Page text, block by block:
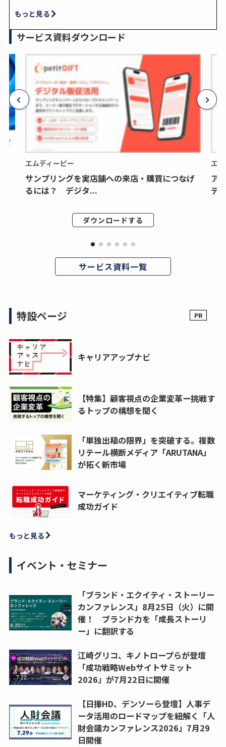
もっと見る
サービス資料ダウンロード
エムディーピー
サンプリングを実店舗への来店・購買につなげ
るには？ デジタ...
ダウンロードする
エ
ア
デ
サービス資料一覧
特設ページ
キャリアアップナビ
【特集】顧客視点の企業変革ー挑戦す
るトップの構想を聞く
「単独出稿の限界」を突破する。複数
リテール横断メディア「ARUTANA」
が拓く新市場
マーケティング・クリエイティブ転職
成功ガイド
もっと見る
イベント・セミナー
「ブランド・エクイティ・ストーリー
カンファレンス」8月25日（火）に開
催！ ブランド力を「成長ストーリ
ー」に翻訳する
江崎グリコ、キノトロープらが登壇
「成功戦略Webサイトサミット
2026」が7月22日に開催
【日揮HD、デンソーら登壇】人事デ
ータ活用のロードマップを紐解く「人
財会議カンファレンス2026」7月29
日開催